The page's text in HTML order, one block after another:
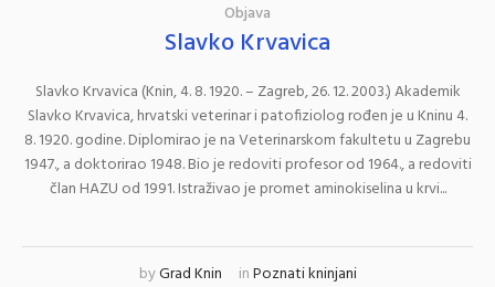
Objava
Slavko Krvavica
Slavko Krvavica (Knin, 4. 8. 1920. – Zagreb, 26. 12. 2003.) Akademik
Slavko Krvavica, hrvatski veterinar i patofiziolog rođen je u Kninu 4.
8. 1920. godine. Diplomirao je na Veterinarskom fakultetu u Zagrebu
1947., a doktorirao 1948. Bio je redoviti profesor od 1964., a redoviti
član HAZU od 1991. Istraživao je promet aminokiselina u krvi...
byGrad Knin inPoznati kninjani